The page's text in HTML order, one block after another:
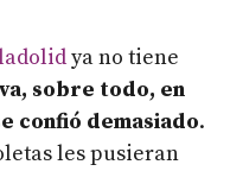
ya no tiene
sobre todo, en
confió demasiado.
les pusieran